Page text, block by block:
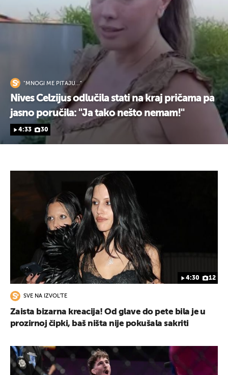
4:33 30
"MNOGI ME PITAJU..."
Nives Celzijus odlučila stati na kraj pričama pa
jasno poručila: "Ja tako nešto nemam!"
4:30 12
SVE NA IZVOL'TE
Zaista bizarna kreacija! Od glave do pete bila je u
prozirnoj čipki, baš ništa nije pokušala sakriti